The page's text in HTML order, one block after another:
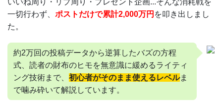
一切行わず、 ポストだけで累計2,000万円 を叩き出しまし
た。
約2万回の投稿データから逆算したバズの方程
式、読者の財布のヒモを無意識に緩めるライティ
ング技術まで、 初心者がそのまま使えるレベルま
で噛み砕いて解説しています。